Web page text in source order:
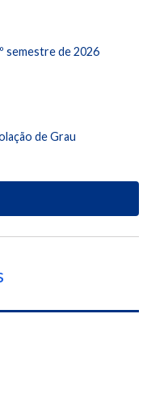
semestre de 2026
de Grau